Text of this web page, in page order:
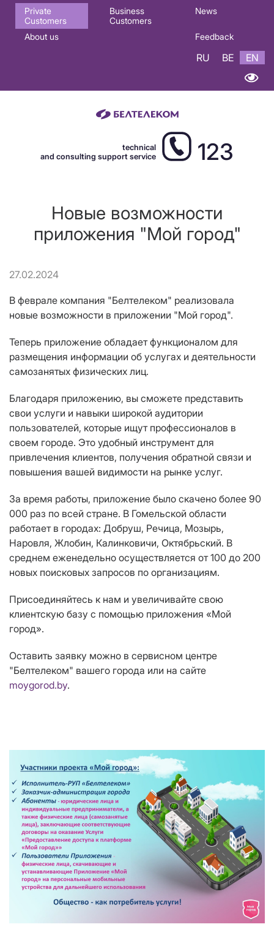
Основная
навигация
Private
Customers
Business
Customers
News
About us Feedback
RU BE EN
technical
and consulting support service
123
Новые возможности
приложения "Мой город"
27.02.2024
В феврале компания "Белтелеком" реализовала
новые возможности в приложении "Мой город".
Теперь приложение обладает функционалом для
размещения информации об услугах и деятельности
самозанятых физических лиц.
Благодаря приложению, вы сможете представить
свои услуги и навыки широкой аудитории
пользователей, которые ищут профессионалов в
своем городе. Это удобный инструмент для
привлечения клиентов, получения обратной связи и
повышения вашей видимости на рынке услуг.
За время работы, приложение было скачено более 90
000 раз по всей стране. В Гомельской области
работает в городах: Добруш, Речица, Мозырь,
Наровля, Жлобин, Калинковичи, Октябрьский. В
среднем еженедельно осуществляется от 100 до 200
новых поисковых запросов по организациям.
Присоединяйтесь к нам и увеличивайте свою
клиентскую базу с помощью приложения «Мой
город».
Оставить заявку можно в сервисном центре
"Белтелеком" вашего города или на сайте
moygorod.by.